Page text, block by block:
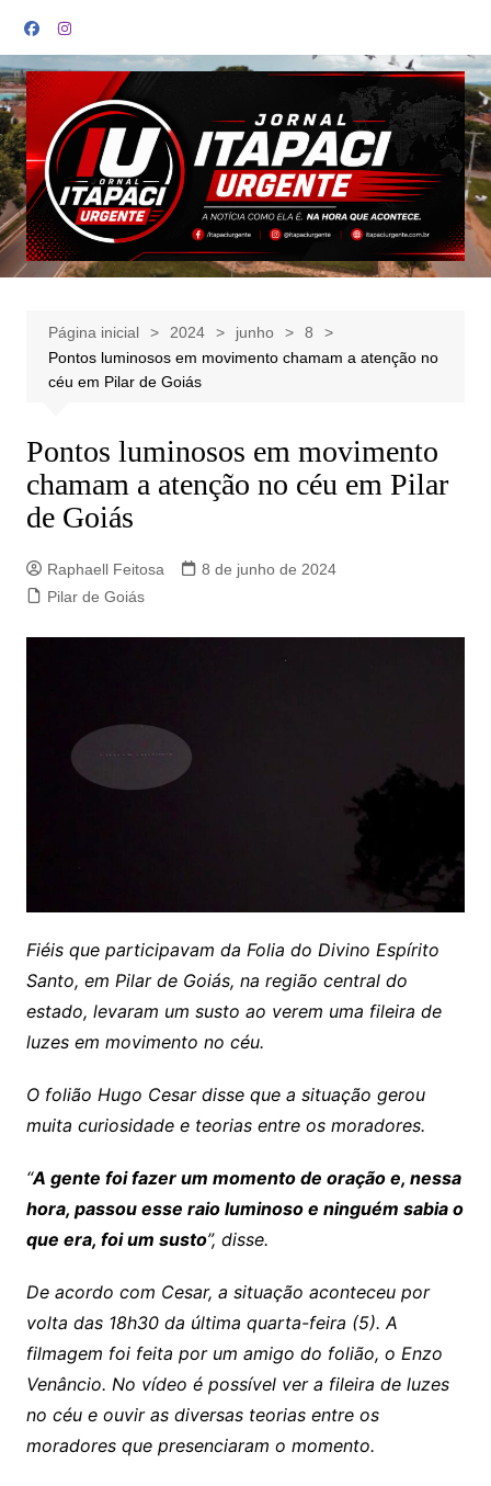
para
o
conteúdo
Página inicial 2024 junho
8
Pontos luminosos em movimento chamam a atenção no
céu em Pilar de Goiás
Pontos luminosos em movimento
chamam a atenção no céu em Pilar
de Goiás
Raphaell Feitosa
8 de junho de 2024
Pilar de Goiás
Fiéis que participavam da Folia do Divino Espírito
Santo, em Pilar de Goiás, na região central do
estado, levaram um susto ao verem uma fileira de
luzes em movimento no céu.
O folião Hugo Cesar disse que a situação gerou
muita curiosidade e teorias entre os moradores.
“A gente foi fazer um momento de oração e, nessa
hora, passou esse raio luminoso e ninguém sabia o
que era, foi um susto”, disse.
De acordo com Cesar, a situação aconteceu por
volta das 18h30 da última quarta-feira (5). A
filmagem foi feita por um amigo do folião, o Enzo
Venâncio. No vídeo é possível ver a fileira de luzes
no céu e ouvir as diversas teorias entre os
moradores que presenciaram o momento.